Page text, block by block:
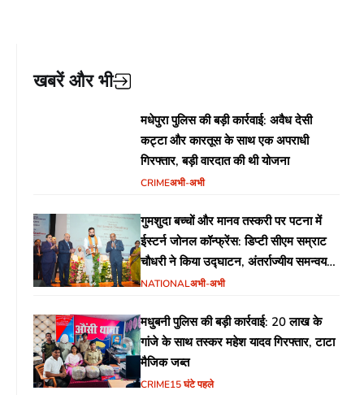
खबरें और भी
मधेपुरा पुलिस की बड़ी कार्रवाई: अवैध देसी
कट्टा और कारतूस के साथ एक अपराधी
गिरफ्तार, बड़ी वारदात की थी योजना
CRIMEअभी-अभी
गुमशुदा बच्चों और मानव तस्करी पर पटना में
ईस्टर्न जोनल कॉन्फ्रेंस: डिप्टी सीएम सम्राट
चौधरी ने किया उद्घाटन, अंतर्राज्यीय समन्वय
पर जोर
NATIONALअभी-अभी
मधुबनी पुलिस की बड़ी कार्रवाई: 20 लाख के
गांजे के साथ तस्कर महेश यादव गिरफ्तार, टाटा
मैजिक जब्त
CRIME15 घंटे पहले